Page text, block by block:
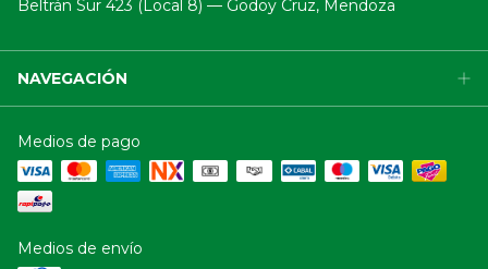
Beltrán Sur 423 (Local 8) — Godoy Cruz, Mendoza
NAVEGACIÓN
Medios de pago
Medios de envío